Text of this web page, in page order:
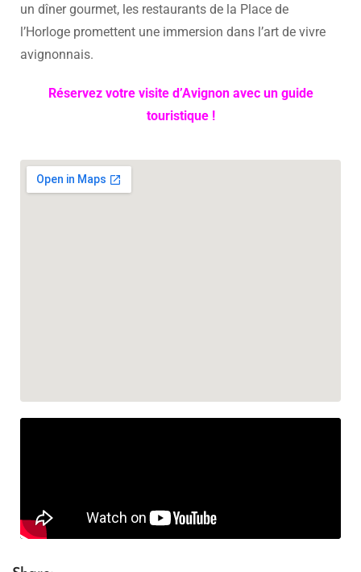
un dîner gourmet, les restaurants de la Place de
l’Horloge promettent une immersion dans l’art de vivre
avignonnais.
Réservez votre visite d’Avignon avec un guide
touristique !